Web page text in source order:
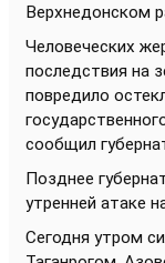
Верхнедонском
Человеческих
последствия на
повредило
сообщил
Позднее
утренней атаке
Сегодня утром